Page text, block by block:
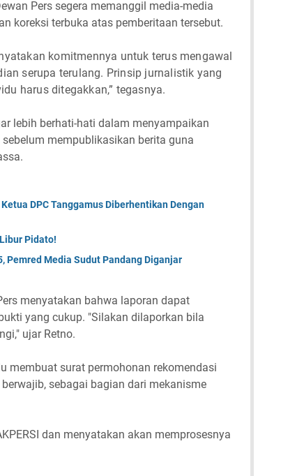
Pers segera memanggil media-media
koreksi terbuka atas pemberitaan tersebut.
komitmennya untuk terus mengawal
serupa terulang. Prinsip jurnalistik yang
harus ditegakkan,” tegasnya.
lebih berhati-hati dalam menyampaikan
mempublikasikan berita guna
DPC Tanggamus Diberhentikan Dengan
Pidato!
Pemred Media Sudut Pandang Diganjar
menyatakan bahwa laporan dapat
yang cukup. "Silakan dilaporkan bila
ujar Retno.
membuat surat permohonan rekomendasi
sebagai bagian dari mekanisme
dan menyatakan akan memprosesnya